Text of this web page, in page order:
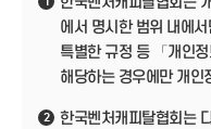
에서 명시한 범위 내에
특별한 규정 등 「개인
해당하는 경우에만 개
2
한국벤처캐피탈협회는